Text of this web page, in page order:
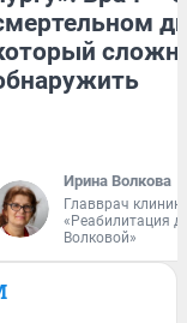
Ирина Волкова
Главврач
«Реабилитация
Волковой»